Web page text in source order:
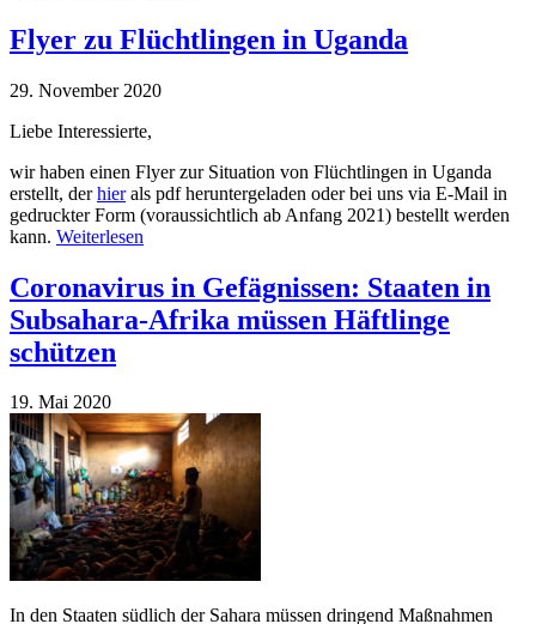
Flyer zu Flüchtlingen in Uganda
29. November 2020
Liebe Interessierte,
wir haben einen Flyer zur Situation von Flüchtlingen in Uganda
erstellt, derhierals pdf heruntergeladen oder bei uns via E-Mail in
gedruckter Form (voraussichtlich ab Anfang 2021) bestellt werden
kann. Weiterlesen
Coronavirus in Gefägnissen: Staaten in
Subsahara-Afrika müssen Häftlinge
schützen
19. Mai 2020
In den Staaten südlich der Sahara müssen dringend Maßnahmen